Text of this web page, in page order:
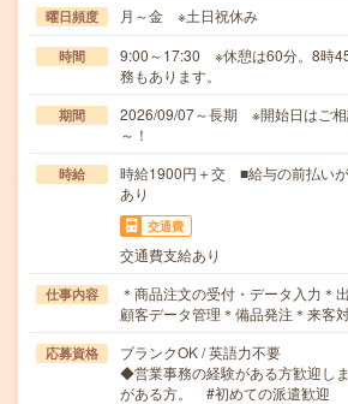
曜日頻度 月～金 ※土日祝休み
時間
9:00～17:30 ※休憩は60分。8時
務もあります。
期間
2026/09/07～長期 ※開始日はご
～！
時給
時給1900円＋交 ■給与の前払い
あり
交通費
交通費支給あり
仕事内容
＊商品注文の受付・データ入力＊
顧客データ管理＊備品発注＊来客
応募資格
ブランクOK / 英語力不要
◆営業事務の経験がある方歓迎し
がある方。 #初めての派遣歓迎